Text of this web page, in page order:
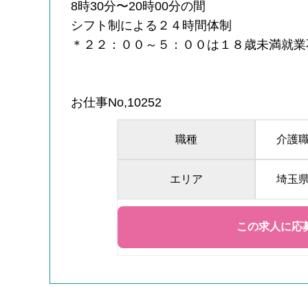
8時30分〜20時00分の間
シフト制による２４時間体制
＊２２：００～５：００は１８歳未満就
お仕事No,10252
職種 介護
エリア 埼玉